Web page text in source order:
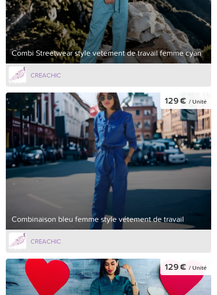
Combi Streetwear style vetement de travail femme cyan
CREACHIC
Combinaison bleu femme style vétement de travail
129 € / Unité
CREACHIC
129 € / Unité